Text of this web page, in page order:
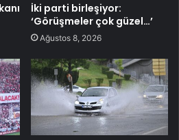
İki parti birleşiyor:
‘Görüşmeler çok güzel…’
Ağustos 8, 2026